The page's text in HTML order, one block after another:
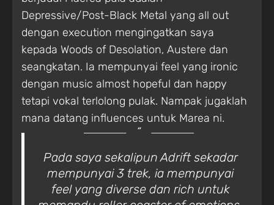
Depressive/Post-Black Metal yang all out
dengan execution mengingatkan saya
kepada Woods of Desolation, Austere dan
seangkatan. Ia mempunyai feel yang ironic
dengan music almost hopeful dan happy
tetapi vokal terlolong pulak. Nampak jugaklah
mana datang influences untuk Marea ni.
Pada saya sekalipun Adrift sekadar
mempunyai 3 trek, ia mempunyai
feel yang diverse dan rich untuk